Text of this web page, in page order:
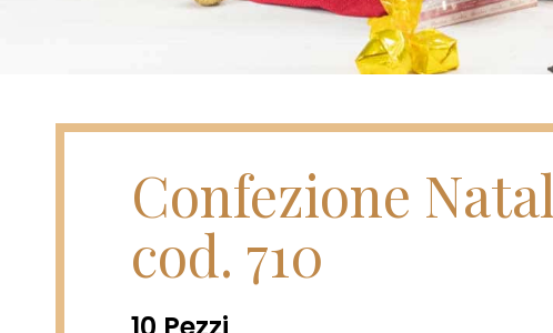
Confezione
cod. 710